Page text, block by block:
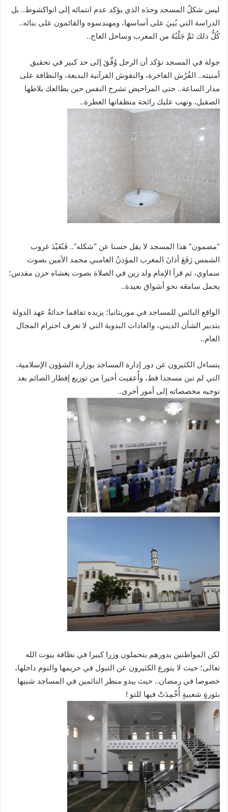
ليس شكلُ المسجد وحدَه الذي يؤكد عدم انتمائه إلى انواكشوط.. بل
الدراسة التي بُنِيَ على أساسها، ومهندسوه والقائمون على بنائه..
كُلُّ ذلك تَمَّ جَلْبُهُ من المغرب وساحل العاج..
جولة في المسجد تؤكد أن الرجل وُفِّقَ إلى حد كبير في تحقيق
أمنيته.. الفُرُش الفاخرة، والنقوش القرآنية البديعة، والنظافة على
مدار الساعة.. حتى المراحيض تشرح النفس حين يطالعك بلاطها
الصقيل، وتهب عليك رائحة منظفاتها العطرة..
“مضمون” هذا المسجد لا يقل حسنا عن “شكله”.. فَبُعَيْدَ غروب
الشمس رَفَعَ أذانَ المغرب المؤذنُ الغامبي محمد الأمين بصوت
سماوي، ثم قرأ الإمام ولد زين في الصلاة بصوت يغشاه حزن مقدس؛
يحمل سامعَه نحو أشواق بعيدة..
الواقع البائس للمساجد في موريتانيا؛ يزيده تفاقما حداثةُ عهد الدولة
بتدبير الشأن الديني، والعادات البدوية التي لا تعرف احترام المجال
العام..
يتساءل الكثيرون عن دور إدارة المساجد بوزارة الشؤون الإسلامية،
التي لم تبن مسجدا قط، وأُعفيت أخيرا من توزيع إفطار الصائم بعد
توجيه مخصصاته إلى أمور أخرى..
لكن المواطنين بدورهم يتحملون وزرا كبيرا في نظافة بيوت الله
تعالى؛ حيث لا يتورع الكثيرون عن التبول في حريمها والنوم داخلها،
خصوصا في رمضان.. حيث يبدو منظر النائمين في المساجد شبيها
بثورةٍ شعبيةٍ أُخْمِدَتْ فيها للتو !